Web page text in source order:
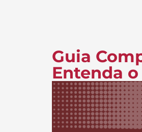
Guia
Entenda